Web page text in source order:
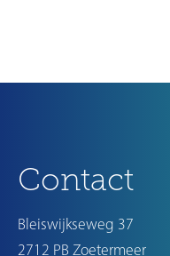
Contact
Bleiswijkseweg 37
2712 PB Zoetermeer